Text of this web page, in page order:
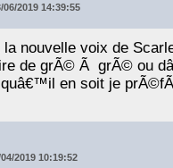
2019 14:39:55
nouvelle voix de
de grÃ© Ã grÃ© ou
en soit je
2019 10:19:52